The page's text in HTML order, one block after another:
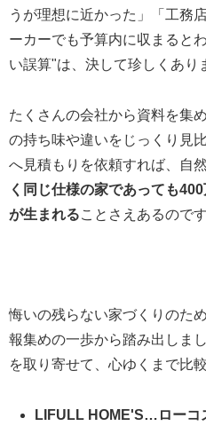
うが理想に近かった」「工務
ーカーでも予算内に収まる
い誤算"は、決して珍しくあり
たくさんの会社から資料を集
の持ち味や違いをじっくり見
へ見積もりを依頼すれば、自
く同じ仕様の家であっても
が生まれることさえあるのです
悔いの残らない家づくりのた
報集めの一歩から踏み出しま
を取り寄せて、心ゆくまで比
LIFULL HOME'S…ローコ